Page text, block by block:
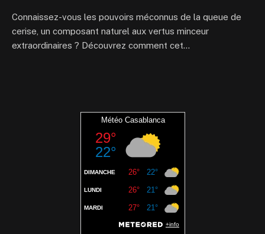
Connaissez-vous les pouvoirs méconnus de la queue de
cerise, un composant naturel aux vertus minceur
extraordinaires ? Découvrez comment cet…